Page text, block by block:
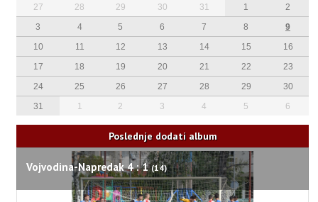
27 28 29 30 31 1
2
3
4 5 6 7 8
9
10
11 12 13 14 15
16
17
18 19 20 21 22
23
24
25 26 27 28 29
30
31
1 2 3 4 5 6
Poslednje dodati album
Vojvodina-Napredak 4 : 1(14)